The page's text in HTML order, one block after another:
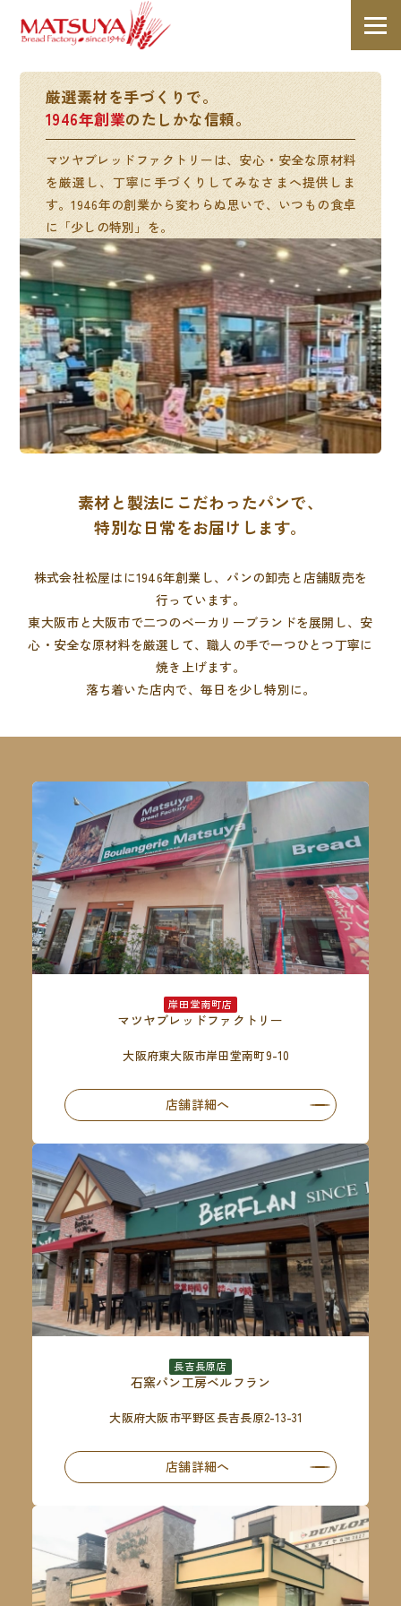
厳選素材を手づくりで。
1946年創業のたしかな信頼。
マツヤブレッドファクトリーは、安心・安全な原材料
を厳選し、丁寧に手づくりしてみなさまへ提供しま
す。1946年の創業から変わらぬ思いで、いつもの食卓
に「少しの特別」を。
素材と製法にこだわったパンで、
特別な日常をお届けします。
株式会社松屋はに1946年創業し、パンの卸売と店舗販売を
行っています。
東大阪市と大阪市で二つのベーカリーブランドを展開し、 安
心・安全な原材料を厳選して、職人の手で一つひとつ丁寧に
焼き上げます。
落ち着いた店内で、毎日を少し特別に。
岸田堂南町店
マツヤブレッドファクトリー
大阪府東大阪市岸田堂南町9-10
店舗詳細へ
長吉長原店
石窯パン工房ベルフラン
大阪府大阪市平野区長吉長原2-13-31
店舗詳細へ